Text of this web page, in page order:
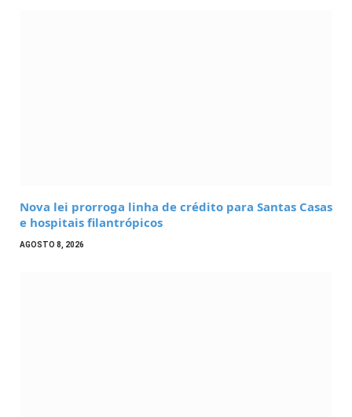
Nova lei prorroga linha de crédito para Santas Casas
e hospitais filantrópicos
AGOSTO 8, 2026